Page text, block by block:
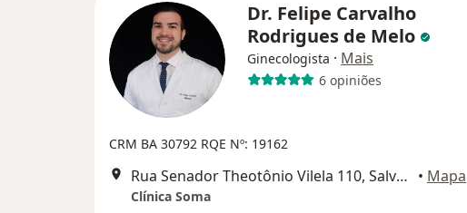
Dr. Felipe Carvalho
Rodrigues de Melo
Ginecologista · Mais
6 opiniões
CRM BA 30792 RQE Nº: 19162
Rua Senador Theotônio Vilela 110, Salvador • Mapa
Clínica Soma